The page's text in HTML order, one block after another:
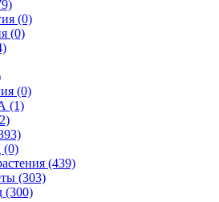
(0)
(0)
(0)
(1)
(439)
(303)
(300)